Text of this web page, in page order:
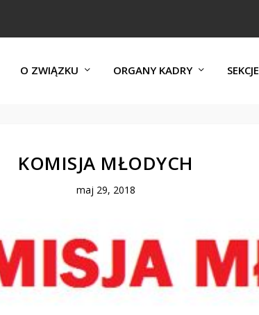
O ZWIĄZKU ORGANY KADRY SEKCJE
KOMISJA MŁODYCH
maj 29, 2018